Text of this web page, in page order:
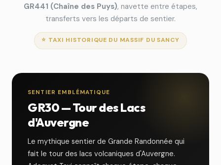
GR441 (Chaîne des Puys), navette entre étapes,
transferts vers les départs de sentier.
⭐ TAXI HISTORIQUE DU MASSIF DU SANCY
SENTIER EMBLÉMATIQUE
GR30 — Tour des Lacs
d'Auvergne
Le mythique sentier de Grande Randonnée qui
fait le tour des lacs volcaniques d'Auvergne.